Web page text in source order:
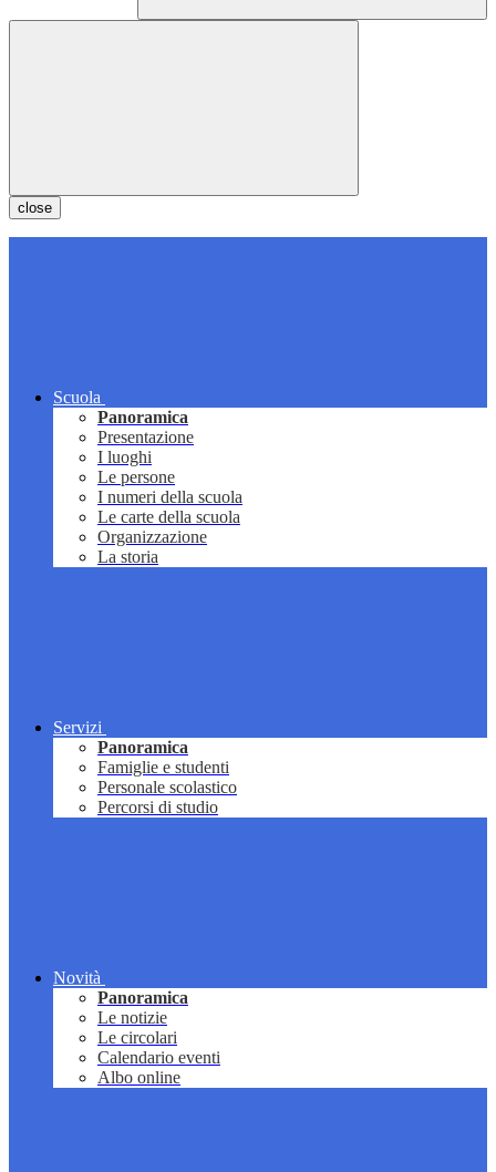
close
Scuola
Panoramica
Presentazione
I luoghi
Le persone
I numeri della scuola
Le carte della scuola
Organizzazione
La storia
Servizi
Panoramica
Famiglie e studenti
Personale scolastico
Percorsi di studio
Novità
Panoramica
Le notizie
Le circolari
Calendario eventi
Albo online